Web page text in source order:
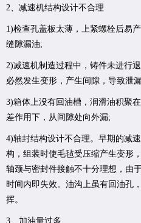
2、减速机结构设计不合理
1)检查孔盖板太薄，上紧螺栓后易
缝隙漏油;
2)减速机制造过程中，铸件未进行
必然发生变形，产生间隙，导致泄
3)箱体上没有回油槽，润滑油积聚
差作用下，从间隙处向外漏;
4)轴封结构设计不合理。早期的减
构，组装时使毛毡受压缩产生变形
轴颈与密封件接触不十分理想，由
时间内即失效。油沟上虽有回油孔
挥。
3、加油量过多